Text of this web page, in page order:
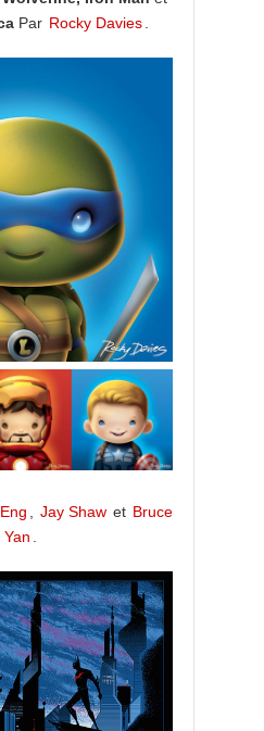
Par Rocky Davies .
, Jay Shaw et Bruce
Yan .